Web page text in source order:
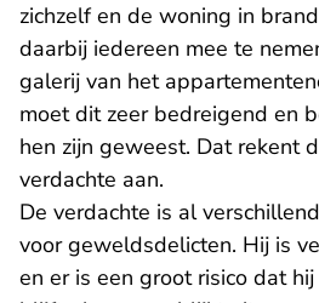
zichzelf en de woning in
daarbij iedereen mee te
galerij van het
moet dit zeer bedreigend en
hen zijn geweest. Dat rekent
verdachte aan.
De verdachte is al
voor geweldsdelicten. Hij is
en er is een groot risico dat